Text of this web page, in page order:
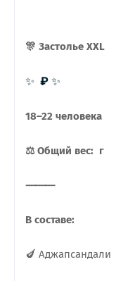
🎊 Застолье XXL
✨ ₽ ✨
18–22 человека
⚖️ Общий вес: г
⸻
В составе:
🍆 Аджапсандали